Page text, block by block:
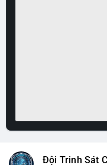
Đội Trinh Sát